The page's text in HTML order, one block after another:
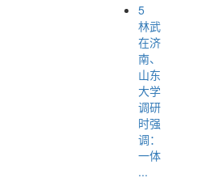
5
林武
在济
南、
山东
大学
调研
时强
调：
一体
...